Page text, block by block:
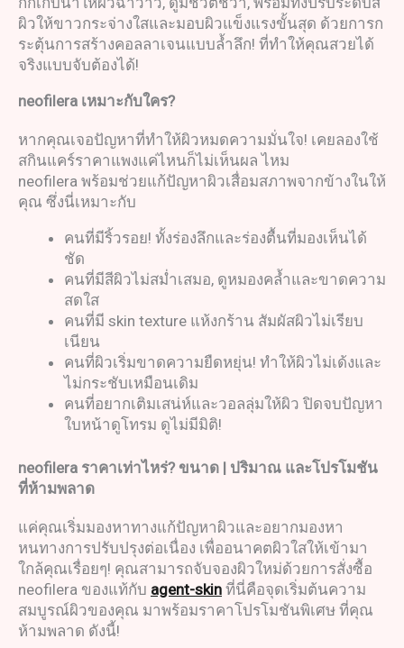
ผิวให้ขาวกระจ่างใสและมอบผิวแข็งแรงขั้นสุด ด้วยการก
ระตุ้นการสร้างคอลลาเจนแบบล้ำลึก! ที่ทำให้คุณสวยได้
จริงแบบจับต้องได้!
neofilera เหมาะกับใคร?
หากคุณเจอปัญหาที่ทำให้ผิวหมดความมั่นใจ! เคยลองใช้
สกินแคร์ราคาแพงแค่ไหนก็ไม่เห็นผล ไหม
neofilera พร้อมช่วยแก้ปัญหาผิวเสื่อมสภาพจากข้างในให้
คุณ ซึ่งนี่เหมาะกับ
คนที่มีริ้วรอย! ทั้งร่องลึกและร่องตื้นที่มองเห็นได้
ชัด
คนที่มีสีผิวไม่สม่ำเสมอ, ดูหมองคล้ำและขาดความ
สดใส
คนที่มี skin texture แห้งกร้าน สัมผัสผิวไม่เรียบ
เนียน
คนที่ผิวเริ่มขาดความยืดหยุ่น! ทำให้ผิวไม่เด้งและ
ไม่กระชับเหมือนเดิม
คนที่อยากเติมเสน่ห์และวอลลุ่มให้ผิว ปิดจบปัญหา
ใบหน้าดูโทรม ดูไม่มีมิติ!
neofilera ราคาเท่าไหร่? ขนาด | ปริมาณ และโปรโมชัน
ที่ห้ามพลาด
แค่คุณเริ่มมองหาทางแก้ปัญหาผิวและอยากมองหา
หนทางการปรับปรุงต่อเนื่อง เพื่ออนาคตผิวใสให้เข้ามา
ใกล้คุณเรื่อยๆ! คุณสามารถจับจองผิวใหม่ด้วยการสั่งซื้อ
neofilera ของแท้กับ agent-skin ที่นี่คือจุดเริ่มต้นความ
สมบูรณ์ผิวของคุณ มาพร้อมราคาโปรโมชันพิเศษ ที่คุณ
ห้ามพลาด ดังนี้!